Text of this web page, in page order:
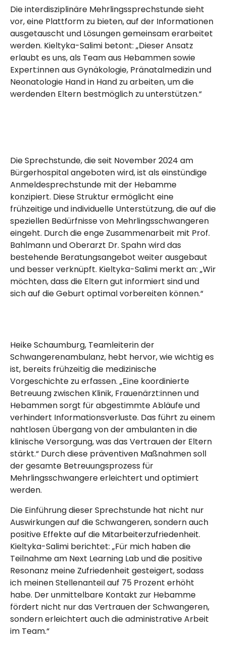
Dieinter­disziplinäre Mehrlingssprechstunde sieht
vor, eine Plattform zu bieten, auf der Informationen
ausgetauscht und Lösungen gemeinsam erarbeitet
werden. Kieltyka-Salimi betont: „Dieser Ansatz
erlaubt es uns, als Team aus Hebammen sowie
Expert:innen aus Gynä­kologie, Pränatalmedizin und
Neonatologie Hand in Hand zu arbeiten, um die
werdenden Eltern bestmöglich zu unterstützen.“
Die Sprechstunde, die seit November 2024 am
Bürger­hospitalangeboten wird, ist als einstündige
Anmeldesprechstunde mit der Hebamme
konzipiert. Diese Struktur ermöglicht eine
frühzeitige und individuelle Unterstützung, die auf die
speziellen Bedürfnisse von Mehrlingsschwangeren
eingeht. Durch die enge Zusammenarbeit mit Prof.
Bahlmann und Oberarzt Dr. Spahn wird das
bestehende Beratungsangebot weiter ausgebaut
und besser verknüpft. Kieltyka-Salimi merkt an: „Wir
möchten, dass die Eltern gut informiert sind und
sich auf die Geburt optimal vorbereiten können.“
Heike Schaumburg, Teamleiterin der
Schwangerenambulanz, hebt hervor, wie wichtig es
ist, bereits frühzeitig die medizinische
Vorgeschichte zu erfassen. „Eine koordinierte
Betreuung zwischen Klinik, Frauenärzt:innen und
Hebammen sorgt für abgestimmte Abläufe und
verhindert Informationsverluste. Das führt zu einem
nahtlosen Übergang von der ambulanten in die
klinische Versorgung, was das Vertrauen der Eltern
stärkt.“ Durch diese präventiven Maßnahmen soll
der gesamte Betreuungsprozess für
Mehrlingsschwangere erleichtert und optimiert
werden.
Die Einführung dieser Sprechstunde hat nicht nur
Auswirkungen auf die Schwangeren, sondern auch
positive Effekte auf die Mitarbeiterzufriedenheit.
Kieltyka-Salimi berichtet: „Für mich haben die
Teilnahme am Next Learning Lab und die positive
Resonanz meine Zufriedenheit gesteigert, sodass
ich meinen Stellenanteil auf 75 Prozent erhöht
habe. Der unmittelbare Kontakt zur Hebamme
fördert nicht nur das Vertrauen der Schwangeren,
sondern erleichtert auch die administrative Arbeit
im Team.“